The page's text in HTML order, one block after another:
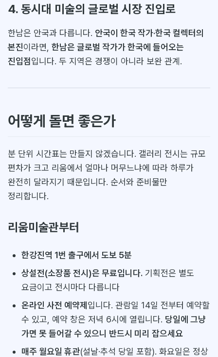
4. 동시대 미술의 글로벌 시장 진입로
한남은 안국과 다릅니다. 안국이 한국 작가·한국 컬렉터의
본진이라면, 한남은 글로벌 작가가 한국에 들어오는
진입점입니다. 두 지역은 경쟁이 아니라 보완 관계.
어떻게 돌면 좋은가
분 단위 시간표는 만들지 않겠습니다. 갤러리 전시는 규모
편차가 크고 리움에서 얼마나 머무느냐에 따라 하루가
완전히 달라지기 때문입니다. 순서와 준비물만
정리합니다.
리움미술관부터
한강진역 1번 출구에서 도보 5분
상설전(소장품 전시)은 무료입니다.기획전은 별도
요금이고 전시마다 다릅니다
온라인 사전 예약제 입니다. 관람일 14일 전부터 예약할
수 있고, 예약 창은 저녁 6시에 열립니다. 당일에 그냥
가면 못 들어갈 수 있으니 반드시 미리 잡으세요
매주 월요일 휴관(설날·추석 당일 포함). 화요일은 정상